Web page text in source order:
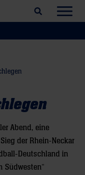
Suchfeld öffnen
Abend, eine
der Rhein-Neckar
Deutschland in
Südwesten“